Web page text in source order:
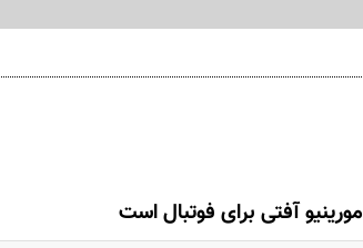
مورینیو آفتی برای فوتبال است